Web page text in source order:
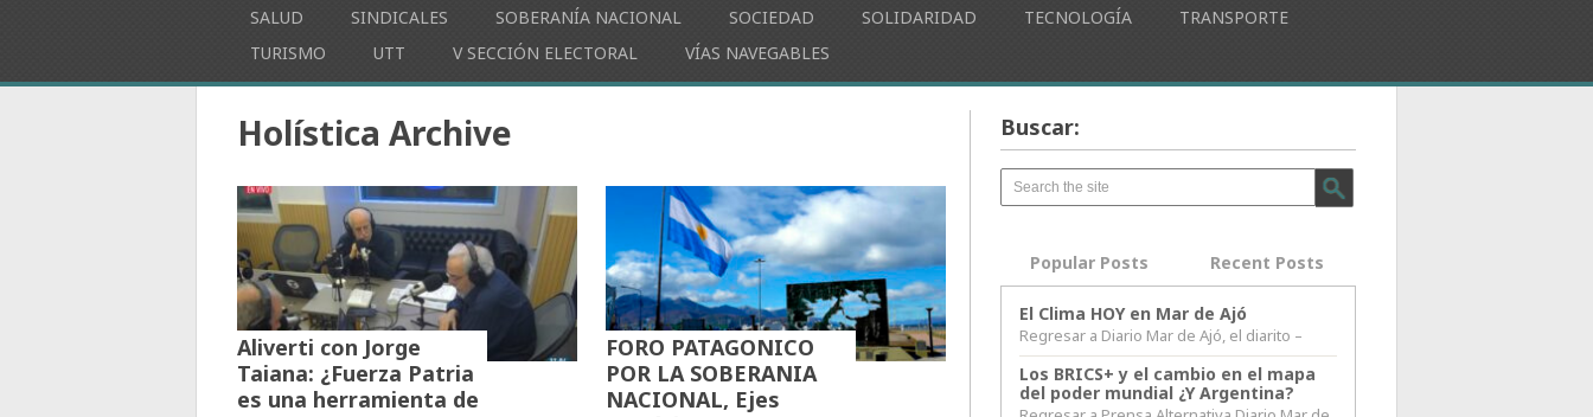
SALUD
SINDICALES SOBERANÍA NACIONAL SOCIEDAD SOLIDARIDAD TECNOLOGÍA
TRANSPORTE
TURISMO
UTT V SECCIÓN ELECTORAL VÍAS NAVEGABLES
Holística Archive
Aliverti con Jorge
Taiana: ¿Fuerza Patria
es una herramienta de
FORO PATAGONICO
POR LA SOBERANIA
NACIONAL, Ejes
Buscar:
Popular Posts Recent Posts
El Clima HOY en Mar de Ajó
Regresar a Diario Mar de Ajó, el diarito –
Los BRICS+ y el cambio en el mapa
del poder mundial ¿Y Argentina?